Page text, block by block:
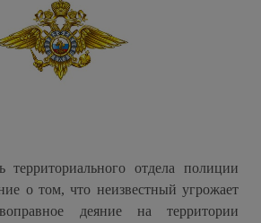
отдела полиции
о том, что неизвестный угрожает
деяние на территории